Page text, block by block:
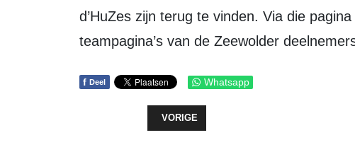
d’HuZes zijn terug te vinden. Via die
teampagina’s van de Zeewolder
f Deel Whatsapp
VORIG ARTIKEL: INVOERING RECYCLE-
VORIGE